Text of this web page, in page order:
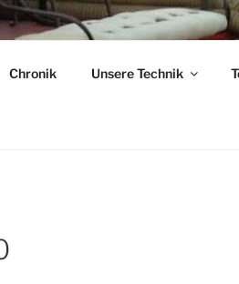
Chronik Unsere Technik